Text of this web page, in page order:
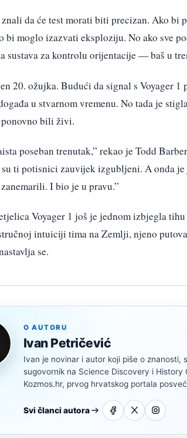
da će test morati biti precizan. Ako
bi moglo izazvati eksploziju. No ako sve
sustava za kontrolu orijentacije — baš u
20. ožujka. Budući da signal s Voyager
u stvarnom vremenu. No tada je
bili živi.
poseban trenutak,” rekao je Todd
ti potisnici zauvijek izgubljeni. A onda
I bio je u pravu.”
Voyager 1 još je jednom izbjegla
intuiciji tima na Zemlji, njeno
se.
O AUTORU
Ivan Petričević
Ivan je novinar i autor koji piše o znanosti,
sugovornik na Science Discovery i History
Kozmos.hr, prvog hrvatskog portala
Svi članci autora